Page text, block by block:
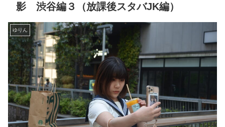
影 渋谷編３（放課後スタバJK編）
ゆりん